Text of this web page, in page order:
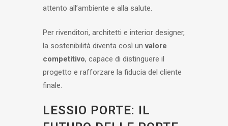
attento all’ambiente e alla salute.
Per rivenditori, architetti e interior designer,
la sostenibilità diventa così unvalore
competitivo, capace di distinguere il
progetto e rafforzare la fiducia del cliente
finale.
LESSIO PORTE: IL